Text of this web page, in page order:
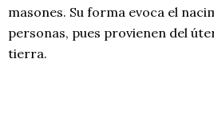
masones. Su forma evoca el
personas, pues provienen del
tierra.